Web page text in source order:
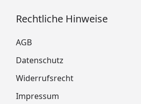
Rechtliche Hinweise
AGB
Datenschutz
Widerrufsrecht
Impressum